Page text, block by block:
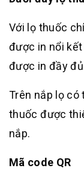
Với lọ thuốc
được in nổi
được in đầy
Trên nắp lọ có
thuốc được
nắp.
Mã code QR